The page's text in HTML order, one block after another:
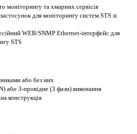
моніторингу та хмарних сервісів
для моніторингу систем STS зі
WEB/SNMP Ethernet-інтерфейс для
STS
або без них
або 3-провідне (3 фази) виконання
конструкція